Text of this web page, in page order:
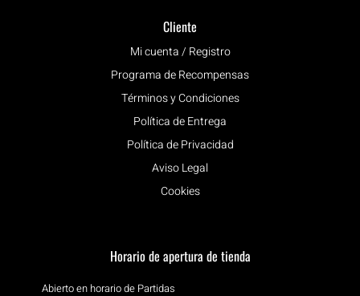
Cliente
Mi cuenta / Registro
Programa de Recompensas
Términos y Condiciones
Política de Entrega
Política de Privacidad
Aviso Legal
Cookies
Horario de apertura de tienda
Abierto en horario de Partidas